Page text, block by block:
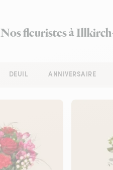
Nos fleuristes à
DEUIL ANNIVERSAIRE